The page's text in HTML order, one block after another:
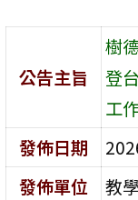
公告主旨
樹
登
工
發佈日期
發佈單位
教